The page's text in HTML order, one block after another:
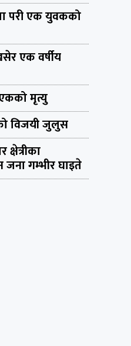
परी एक युवकको
एक वर्षीय
मृत्यु
विजयी जुलुस
क्षेत्रीका
गम्भीर घाइते